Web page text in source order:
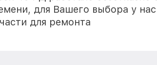
для Вашего выбора у нас
для ремонта